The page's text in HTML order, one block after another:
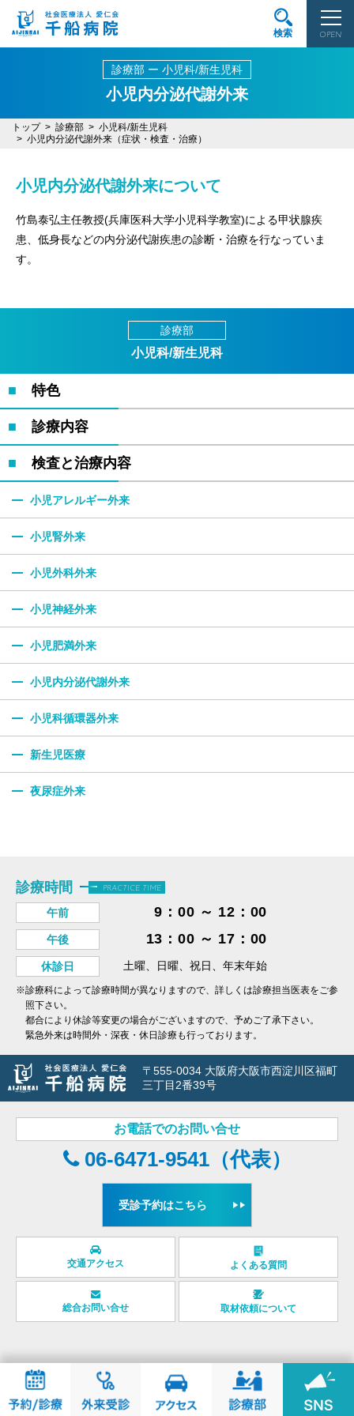
OPEN
検索
診療部 ー 小児科/新生児科
小児内分泌代謝外来
トップ 診療部
小児科/新生児科
小児内分泌代謝外来（症状・検査・治療）
小児内分泌代謝外来について
竹島泰弘主任教授(兵庫医科大学小児科学教室)による甲状腺疾
患、低身長などの内分泌代謝疾患の診断・治療を行なっていま
す。
診療部
小児科/新生児科
特色
診療内容
検査と治療内容
小児アレルギー外来
小児腎外来
小児外科外来
小児神経外来
小児肥満外来
小児内分泌代謝外来
小児科循環器外来
新生児医療
夜尿症外来
診療時間 PRACTICE TIME
午前 9：00 ～ 12：00
午後 13：00 ～ 17：00
休診日 土曜、日曜、祝日、年末年始
※診療科によって診療時間が異なりますので、詳しくは診療担当医表をご参
照下さい。
都合により休診等変更の場合がございますので、予めご了承下さい。
緊急外来は時間外・深夜・休日診療も行っております。
〒555-0034 大阪府大阪市西淀川区福町
三丁目2番39号
お電話でのお問い合せ
06-6471-9541（代表）
受診予約はこちら
交通アクセス よくある質問
総合お問い合せ 取材依頼について
© chibune general hospital.